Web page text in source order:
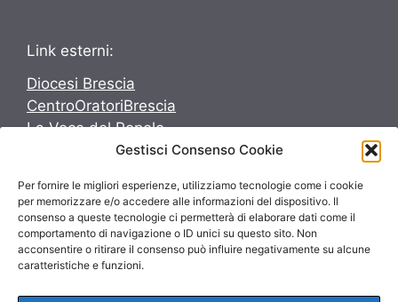
Gestisci Consenso Cookie
Per fornire le migliori esperienze, utilizziamo tecnologie come i cookie
per memorizzare e/o accedere alle informazioni del dispositivo. Il
consenso a queste tecnologie ci permetterà di elaborare dati come il
comportamento di navigazione o ID unici su questo sito. Non
acconsentire o ritirare il consenso può influire negativamente su alcune
caratteristiche e funzioni.
Link esterni:
Diocesi Brescia
CentroOratoriBrescia
La Voce del Popolo
Seguici su:
Seguici su: